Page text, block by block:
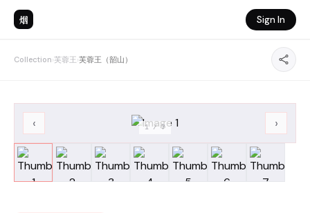
烟 Sign In
Collection›芙蓉王›芙蓉王（韶山）
‹ ›
1/7